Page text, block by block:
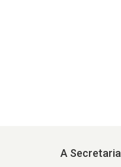
A Secretaria